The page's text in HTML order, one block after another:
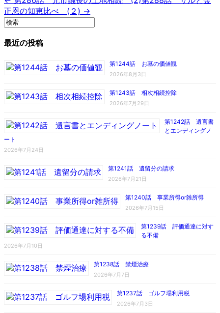
正恩の知恵比べ (２) →
最近の投稿
第1244話 お墓の価値観
2026年8月3日
第1243話 相次相続控除
2026年7月29日
第1242話 遺言書
とエンディングノ
ート
2026年7月24日
第1241話 遺留分の請求
2026年7月21日
第1240話 事業所得or雑所得
2026年7月15日
第1239話 評価通達に対す
る不備
2026年7月10日
第1238話 禁煙治療
2026年7月7日
第1237話 ゴルフ場利用税
2026年7月3日